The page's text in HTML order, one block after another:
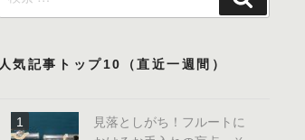
索:
索
人気記事トップ10（直近一週間）
見落としがち！フルートに